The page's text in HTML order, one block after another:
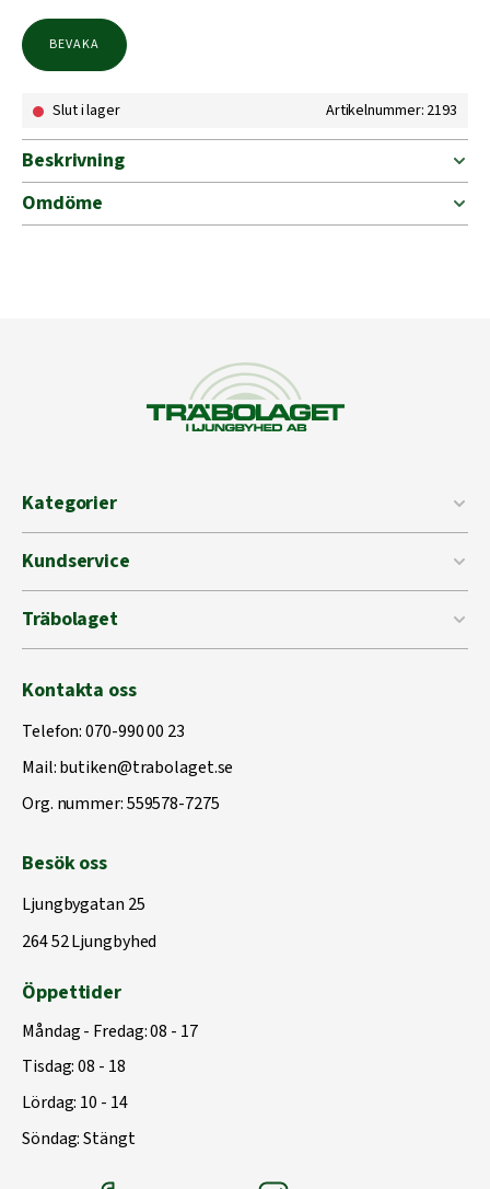
BEVAKA
Slut i lager Artikelnummer: 2193
Beskrivning
Omdöme
Kategorier
Kundservice
Träbolaget
Kontakta oss
Telefon:070-990 00 23
Mail:butiken@trabolaget.se
Org. nummer: 559578-7275
Besök oss
Ljungbygatan 25
264 52 Ljungbyhed
Öppettider
Måndag - Fredag: 08 - 17
Tisdag: 08 - 18
Lördag: 10 - 14
Söndag: Stängt